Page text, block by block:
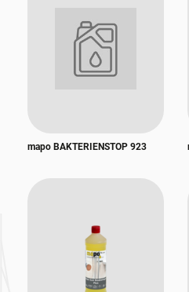
mapo BAKTERIENSTOP 923